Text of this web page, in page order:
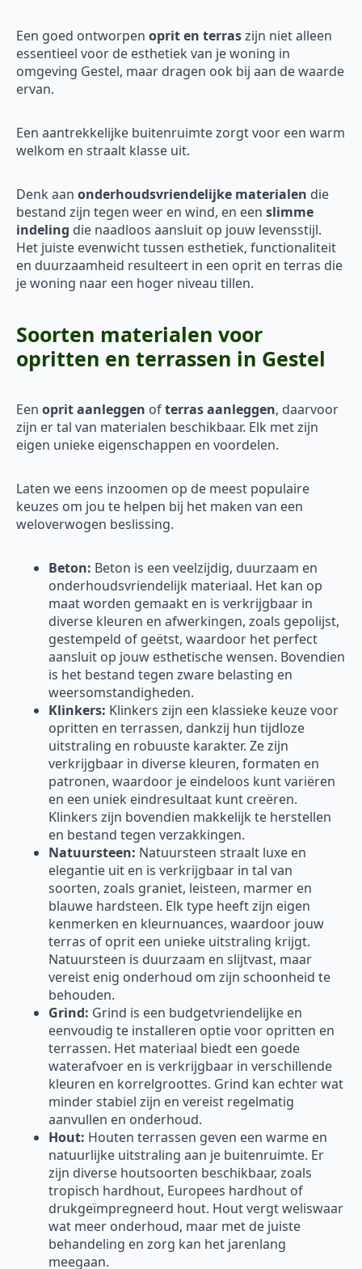
Een goed ontworpen oprit en terraszijn niet alleen
essentieel voor de esthetiek van je woning in
omgeving Gestel, maar dragen ook bij aan de waarde
ervan.
Een aantrekkelijke buitenruimte zorgt voor een warm
welkom en straalt klasse uit.
Denk aan onderhoudsvriendelijke materialen die
bestand zijn tegen weer en wind, en een slimme
indeling die naadloos aansluit op jouw levensstijl.
Het juiste evenwicht tussen esthetiek, functionaliteit
en duurzaamheid resulteert in een oprit en terras die
je woning naar een hoger niveau tillen.
Soorten materialen voor
opritten en terrassen in Gestel
Een oprit aanleggen ofterras aanleggen, daarvoor
zijn er tal van materialen beschikbaar. Elk met zijn
eigen unieke eigenschappen en voordelen.
Laten we eens inzoomen op de meest populaire
keuzes om jou te helpen bij het maken van een
weloverwogen beslissing.
Beton: Beton is een veelzijdig, duurzaam en
onderhoudsvriendelijk materiaal. Het kan op
maat worden gemaakt en is verkrijgbaar in
diverse kleuren en afwerkingen, zoals gepolijst,
gestempeld of geëtst, waardoor het perfect
aansluit op jouw esthetische wensen. Bovendien
is het bestand tegen zware belasting en
weersomstandigheden.
Klinkers: Klinkers zijn een klassieke keuze voor
opritten en terrassen, dankzij hun tijdloze
uitstraling en robuuste karakter. Ze zijn
verkrijgbaar in diverse kleuren, formaten en
patronen, waardoor je eindeloos kunt variëren
en een uniek eindresultaat kunt creëren.
Klinkers zijn bovendien makkelijk te herstellen
en bestand tegen verzakkingen.
Natuursteen: Natuursteen straalt luxe en
elegantie uit en is verkrijgbaar in tal van
soorten, zoals graniet, leisteen, marmer en
blauwe hardsteen. Elk type heeft zijn eigen
kenmerken en kleurnuances, waardoor jouw
terras of oprit een unieke uitstraling krijgt.
Natuursteen is duurzaam en slijtvast, maar
vereist enig onderhoud om zijn schoonheid te
behouden.
Grind: Grind is een budgetvriendelijke en
eenvoudig te installeren optie voor opritten en
terrassen. Het materiaal biedt een goede
waterafvoer en is verkrijgbaar in verschillende
kleuren en korrelgroottes. Grind kan echter wat
minder stabiel zijn en vereist regelmatig
aanvullen en onderhoud.
Hout: Houten terrassen geven een warme en
natuurlijke uitstraling aan je buitenruimte. Er
zijn diverse houtsoorten beschikbaar, zoals
tropisch hardhout, Europees hardhout of
drukgeïmpregneerd hout. Hout vergt weliswaar
wat meer onderhoud, maar met de juiste
behandeling en zorg kan het jarenlang
meegaan.